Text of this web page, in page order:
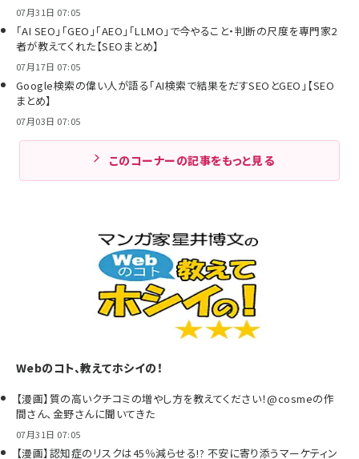
07月31日 07:05
「AI SEO」「GEO」「AEO」「LLMO」で今やること・判断の尺度を専門家2
者が教えてくれた【SEOまとめ】
07月17日 07:05
Google検索の偉い人が語る「AI検索で結果をだすSEOとGEO」【SEO
まとめ】
07月03日 07:05
このコーナーの記事をもっと見る
Webのコト、教えてホシイの！
【漫画】質の高いクチコミの増やし方を教えてください！@cosmeの作
間さん、金野さんに聞いてきた
07月31日 07:05
【漫画】認知症のリスクは45％減らせる!? 不安に寄り添うマーケティン